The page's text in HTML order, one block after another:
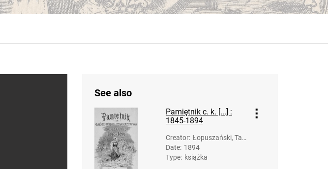
See also
Pamiętnik c. k. [...] :
1845-1894
Creator: Łopuszański, Tad
eusz Jan (1839-1
894)
Date: 1894
Type: książka